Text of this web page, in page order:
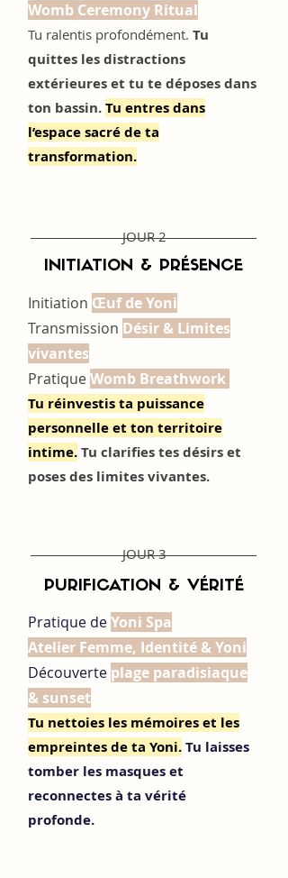
Womb Ceremony Ritual
Tu ralentis profondément. Tu
quittes les distractions
extérieures et tu te déposes dans
ton bassin.Tu entres dans
l’espace sacré de ta
transformation.
JOUR 2
INITIATION & PRÉSENCE
Initiation Œuf de Yoni
Transmission Désir & Limites
vivantes
PratiqueWomb Breathwork
Tu réinvestis ta puissance
personnelle et ton territoire
intime.Tu clarifies tes désirs et
poses des limites vivantes.
JOUR 3
PURIFICATION & VÉRITÉ
Pratique deYoni Spa
Atelier Femme, Identité & Yoni
Découverte plage paradisiaque
& sunset
Tu nettoies les mémoires et les
empreintes de ta Yoni.Tu laisses
tomber les masques et
reconnectes à ta vérité
profonde.